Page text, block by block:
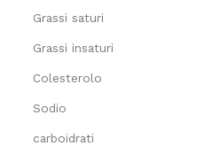
Grassi saturi
Grassi insaturi
Colesterolo
Sodio
carboidrati